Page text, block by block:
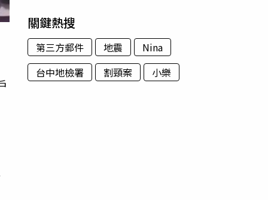
關鍵熱搜
第三方郵件 地震
Nina
台中地檢署
割頸案 小樂